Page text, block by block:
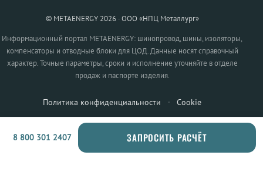
© METAENERGY 2026 · ООО «НПЦ Металлург»
Информационный портал METAENERGY: шинопровод, шины, изоляторы,
компенсаторы и отводные блоки для ЦОД. Данные носят справочный
характер. Точные параметры, сроки и исполнение уточняйте в отделе
продаж и паспорте изделия.
Политика конфиденциальности · Cookie
8 800 301 2407 ЗАПРОСИТЬ РАСЧЁТ